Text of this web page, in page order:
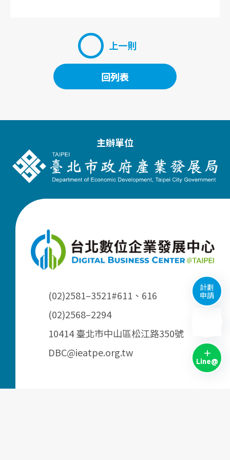
Line@
計劃
申請
上一則
回列表
回列表
主辦單位
(02)2581–3521#611、616
(02)2568–2294
10414 臺北市中山區松江路350號
DBC@ieatpe.org.tw